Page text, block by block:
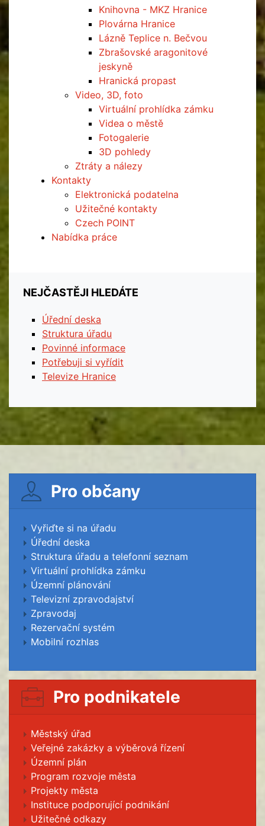
Knihovna - MKZ Hranice
Plovárna Hranice
Lázně Teplice n. Bečvou
Zbrašovské aragonitové
jeskyně
Hranická propast
Video, 3D, foto
Virtuální prohlídka zámku
Videa o městě
Fotogalerie
3D pohledy
Ztráty a nálezy
Kontakty
Elektronická podatelna
Užitečné kontakty
Czech POINT
Nabídka práce
NEJČASTĚJI HLEDÁTE
Úřední deska
Struktura úřadu
Povinné informace
Potřebuji si vyřídit
Televize Hranice
Pro občany
Vyřiďte si na úřadu
Úřední deska
Struktura úřadu a telefonní seznam
Virtuální prohlídka zámku
Územní plánování
Televizní zpravodajství
Zpravodaj
Rezervační systém
Mobilní rozhlas
Pro podnikatele
Městský úřad
Veřejné zakázky a výběrová řízení
Územní plán
Program rozvoje města
Projekty města
Instituce podporující podnikání
Užitečné odkazy